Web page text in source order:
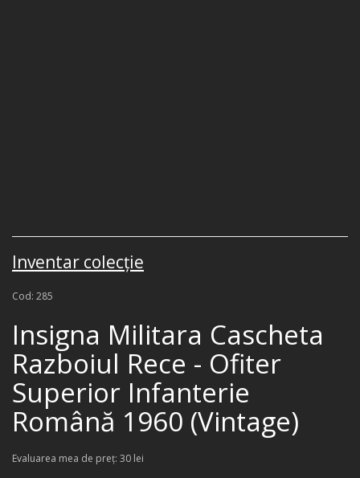
Inventar colecţie
Cod: 285
Insigna Militara Cascheta
Razboiul Rece - Ofiter
Superior Infanterie
Română 1960 (Vintage)
Evaluarea mea de preţ: 30 lei